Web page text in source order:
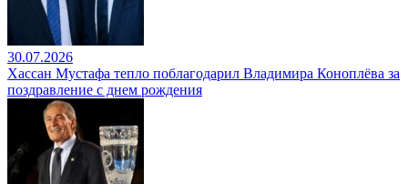
30.07.2026
Хассан Мустафа тепло поблагодарил Владимира Коноплёва за
поздравление с днем рождения